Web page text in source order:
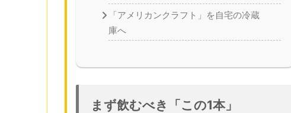
「アメリカンクラフト」を自宅の冷蔵
庫へ
まず飲むべき「この1本」